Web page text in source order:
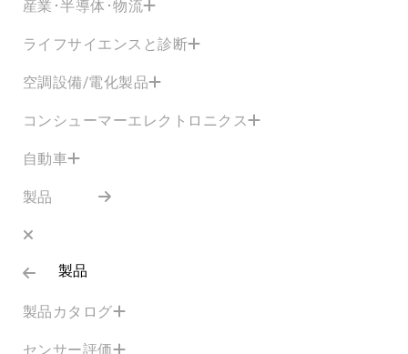
産業･半導体･物流
ライフサイエンスと診断
空調設備/電化製品
コンシューマーエレクトロニクス
自動車
製品
製品
製品カタログ
センサー評価